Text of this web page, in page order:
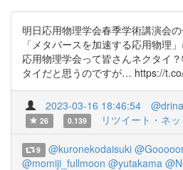
明日応用物理学会春季学術講演会
「メタバースを加速する応用物理
応用物理学会って皆さんネクタイ
タイだと思うのですが… https://
2023-03-16 18:46:54
26
0.139 リツイート・ネ
9 @kuronekodaisuki
@momiji_fullmoon @yutakama